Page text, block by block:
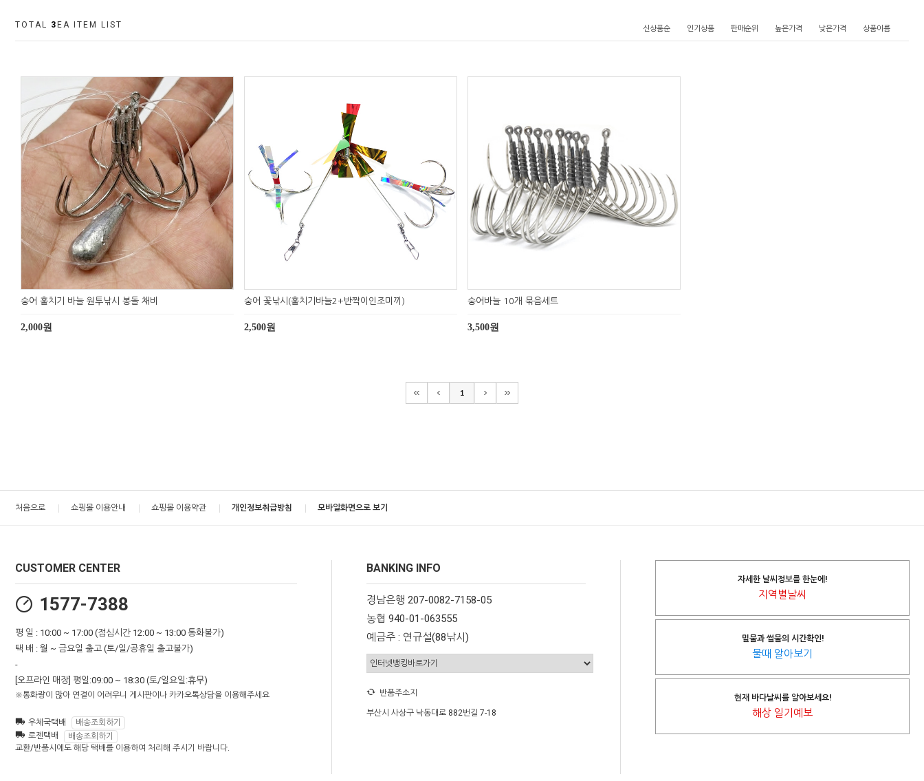
TOTAL 3 EA ITEM LIST 신상품순 인기상품 판매순위 높은가격 낮은가격 상품이름
숭어 훌치기 바늘 원투낚시 봉돌 채비
2,000원
숭어 꽃낚시(훌치기바늘2+반짝이인조미끼)
2,500원
숭어바늘 10개 묶음세트
3,500원
1
처음으로 쇼핑몰 이용안내 쇼핑몰 이용약관 개인정보취급방침 모바일화면으로 보기
CUSTOMER CENTER
1577-7388
평 일 : 10:00 ~ 17:00 (점심시간 12:00 ~ 13:00 통화불가)
택 배 : 월 ~ 금요일 출고 (토/일/공휴일 출고불가)
-
[오프라인 매장] 평일:09:00 ~ 18:30 (토/일요일:휴무)
※통화량이 많아 연결이 어려우니 게시판이나 카카오톡상담을 이용해주세요
우체국택배
배송조회하기
로젠택배
배송조회하기
교환/반품시에도 해당 택배를 이용하여 처리해 주시기 바랍니다.
BANKING INFO
경남은행 207-0082-7158-05
농협 940-01-063555
예금주 : 연규설(88낚시)
반품주소지
부산시 사상구 낙동대로 882번길 7-18
자세한 날씨정보를 한눈에!
지역별날씨
밀물과 썰물의 시간확인!
물때 알아보기
현재 바다날씨를 알아보세요!
해상 일기예보